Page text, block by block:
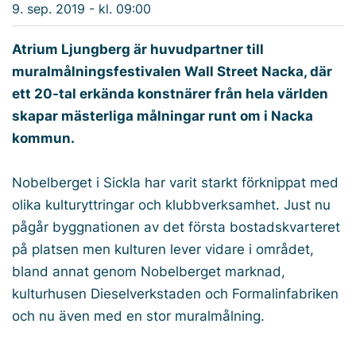
9. sep. 2019 - kl. 09:00
Atrium Ljungberg är huvudpartner till
muralmålningsfestivalen Wall Street Nacka, där
ett 20-tal erkända konstnärer från hela världen
skapar mästerliga målningar runt om i Nacka
kommun.
Nobelberget i Sickla har varit starkt förknippat med
olika kulturyttringar och klubbverksamhet. Just nu
pågår byggnationen av det första bostadskvarteret
på platsen men kulturen lever vidare i området,
bland annat genom Nobelberget marknad,
kulturhusen Dieselverkstaden och Formalinfabriken
och nu även med en stor muralmålning.